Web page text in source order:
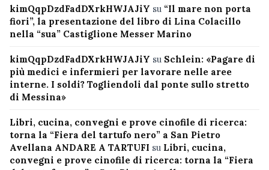
kimQqpDzdFadDXrkHWJAJiY su “Il mare non porta
fiori”, la presentazione del libro di Lina Colacillo
nella “sua” Castiglione Messer Marino
kimQqpDzdFadDXrkHWJAJiY su Schlein: «Pagare di
più medici e infermieri per lavorare nelle aree
interne. I soldi? Togliendoli dal ponte sullo stretto
di Messina»
Libri, cucina, convegni e prove cinofile di ricerca:
torna la “Fiera del tartufo nero” a San Pietro
Avellana ANDARE A TARTUFI su Libri, cucina,
convegni e prove cinofile di ricerca: torna la “Fiera